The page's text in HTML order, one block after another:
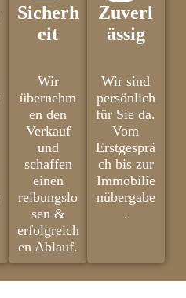
Sicherh
eit
Wir
übernehm
en den
Verkauf
und
schaffen
einen
reibungslo
sen &
erfolgreich
en Ablauf.
Zuverl
ässig
Wir sind
persönlich
für Sie da.
Vom
Erstgesprä
ch bis zur
Immobilie
nübergabe
.